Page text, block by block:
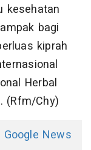
kesehatan
bagi
kiprah
Herbal
(Rfm/Chy)
Google News